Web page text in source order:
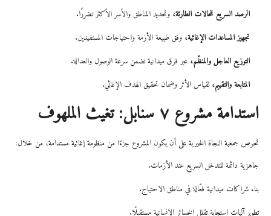
الرصد السريع للحالات الطارئة، وتحديد المناطق والأسر الأكثر تضررًا.
تجهيز المساعدات الإغاثية، وفق طبيعة الأزمة واحتياجات المستفيدين.
التوزيع العاجل والمنظّم، عبر فرق ميدانية تضمن سرعة الوصول والعدالة.
المتابعة والتقييم، لقياس الأثر وضمان تحقيق الهدف الإغاثي.
استدامة مشروع ٧ سنابل: تغيث الملهوف
تحرص جمعية النجاة الخيرية على أن يكون المشروع جزءًا من منظومة إغاثية مستدامة، من خلال:
جاهزية دائمة للتدخل السريع عند الأزمات.
بناء شراكات ميدانية فعّالة في مناطق الاحتياج.
تطوير آليات استجابة تقلل الخسائر الإنسانية مستقبلًا.